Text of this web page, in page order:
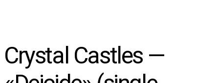
Crystal Castles —